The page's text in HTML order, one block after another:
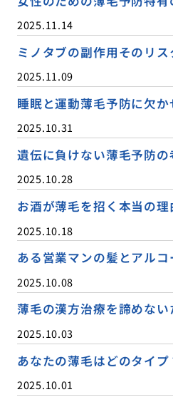
2025.11.14
ミノタブの副作用そのリ
2025.11.09
睡眠と運動薄毛予防に欠
2025.10.31
遺伝に負けない薄毛予防の
2025.10.28
お酒が薄毛を招く本当の理
2025.10.18
ある営業マンの髪とアル
2025.10.08
薄毛の漢方治療を諦めない
2025.10.03
あなたの薄毛はどのタイ
2025.10.01